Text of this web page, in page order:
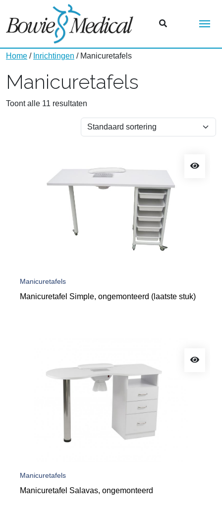
Home / Inrichtingen / Manicuretafels
Manicuretafels
Toont alle 11 resultaten
Manicuretafels
Manicuretafel Simple, ongemonteerd (laatste stuk)
Manicuretafels
Manicuretafel Salavas, ongemonteerd